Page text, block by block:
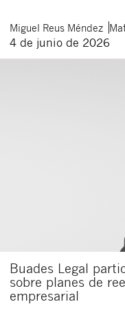
Miguel Reus Méndez
4 de junio de 2026
Buades Legal
sobre planes de
empresarial